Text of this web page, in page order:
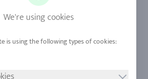
Notre qualité
Boutique +32 (2) 358 61 07
We're using cookies